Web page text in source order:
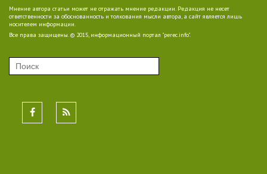
Мнение автора статьи может не отражать мнение редакции. Редакция не несет
ответственности за обоснованность и толкования мысли автора, а сайт является лишь
носителем информации.
Все права защищены. © 2015, информационный портал "perec.info".